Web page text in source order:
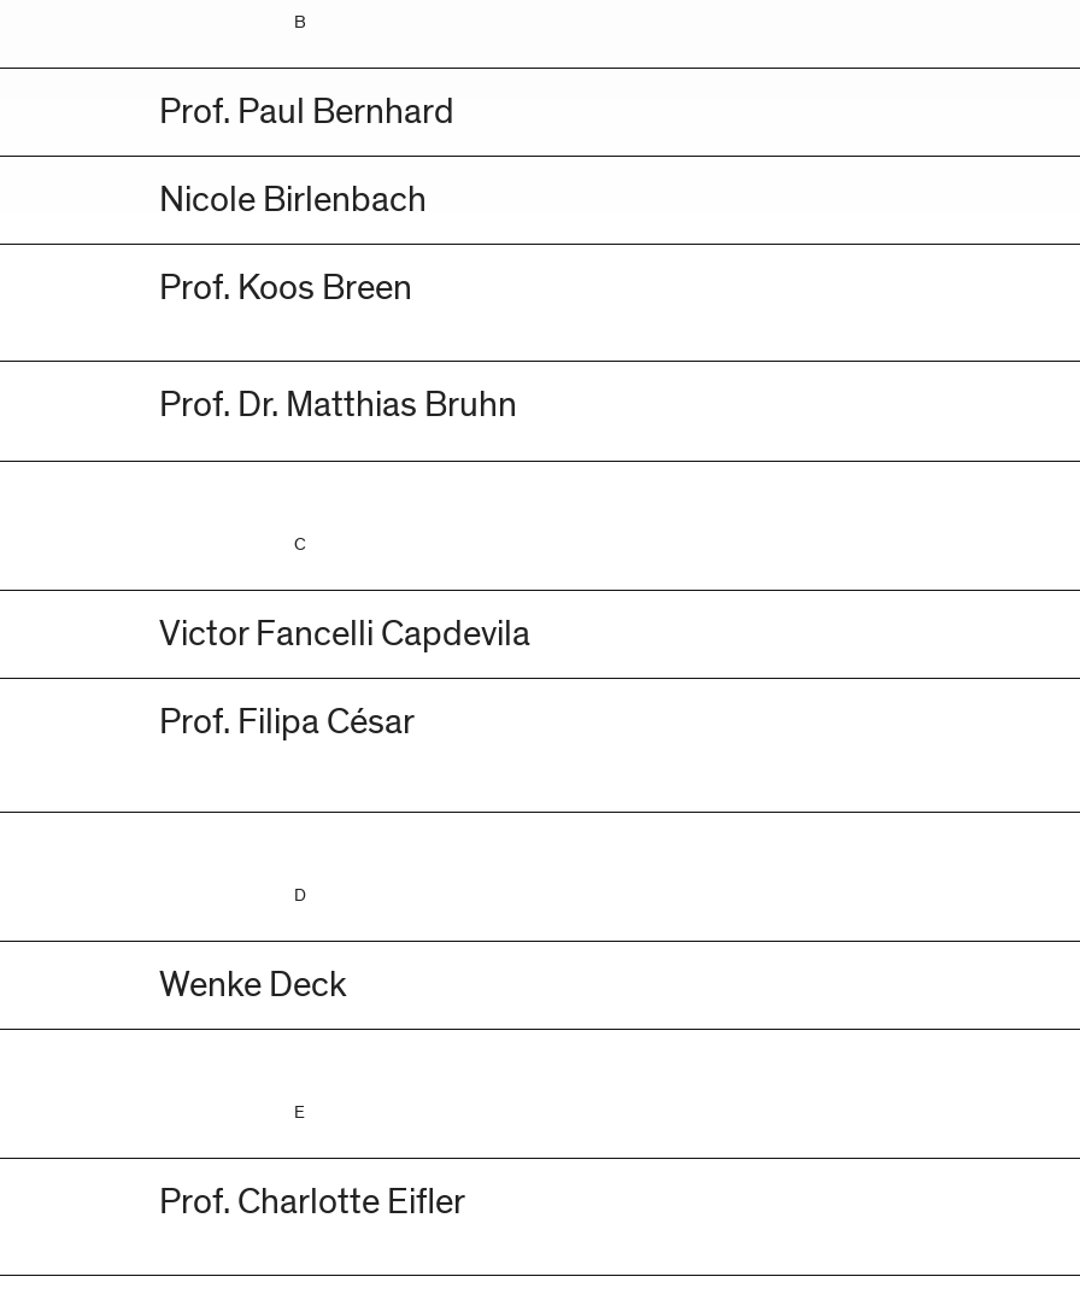
B
Prof. Paul Bernhard
Nicole Birlenbach
Prof. Koos Breen
Prof. Dr. Matthias Bruhn
C
Victor Fancelli Capdevila
Prof. Filipa César
D
Wenke Deck
E
Prof. Charlotte Eifler